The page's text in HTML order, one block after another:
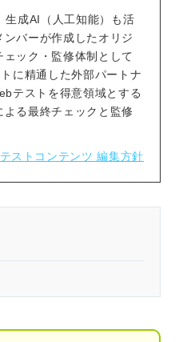
生成AI（人工知能）も活
バーが作成したオリジ
ック・監修体制として
に精通した外部パートナ
テストを得意領域とする
る最終チェックと監修
ストコンテンツ 編集方針